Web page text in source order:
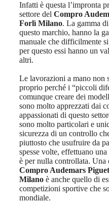
Infatti è questa l’impronta
settore del Compro
Forlì Milano. La gamma
questo marchio, hanno la
manuale che difficilmente
per questo essi hanno un
altri.
Le lavorazioni a mano non
proprio perché i “piccoli
comunque creare dei
sono molto apprezzati dai
appassionati di questo
sono molto particolari e
sicurezza di un controllo
piuttosto che usufruire da
spesse volte, effettuano
è per nulla controllata. Una
Compro Audemars
Milano è anche quello di
competizioni sportive che
mondiale.